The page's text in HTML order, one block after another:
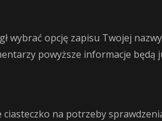
wybrać opcję zapisu Twojej
powyższe informacje będą
na potrzeby